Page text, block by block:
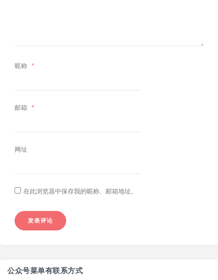
昵称 *
邮箱 *
网址
在此浏览器中保存我的昵称、邮箱地址。
公众号菜单有联系方式